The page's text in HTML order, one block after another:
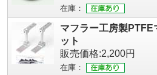
在庫：
マフラー工房製PTFE
ット
販売価格:2,200円
在庫：